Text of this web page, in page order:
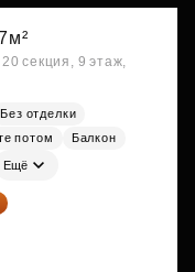
секция, 9 этаж,
Без отделки
потом
Балкон
Ещё